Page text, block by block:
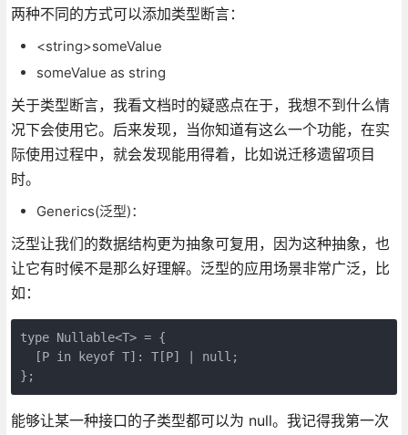
两种不同的方式可以添加类型断言：
<string>someValue
someValue as string
关于类型断言，我看文档时的疑惑点在于，我想不到什么情
况下会使用它。后来发现，当你知道有这么一个功能，在实
际使用过程中，就会发现能用得着，比如说迁移遗留项目
时。
Generics(泛型)：
泛型让我们的数据结构更为抽象可复用，因为这种抽象，也
让它有时候不是那么好理解。泛型的应用场景非常广泛，比
如：
type Nullable<T> = {
  [P in keyof T]: T[P] | null;
};
能够让某一种接口的子类型都可以为 null。我记得我第一次